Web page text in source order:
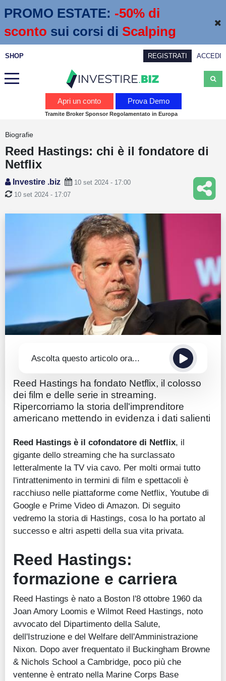
PROMO ESTATE: -50% di
sconto sui corsi di Scalping
SHOP REGISTRATI ACCEDI
Webinar
Servizi
Quotazioni
Stagionalità
Apri un conto Prova Demo
Tramite Broker Sponsor Regolamentato in Europa
Biografie
Reed Hastings: chi è il fondatore di
Netflix
Investire .biz
10 set 2024 - 17:00
10 set 2024 - 17:07
Ascolta questo articolo ora...
Reed Hastings ha fondato Netflix, il colosso
dei film e delle serie in streaming.
Ripercorriamo la storia dell'imprenditore
americano mettendo in evidenza i dati salienti
Reed Hastings è il cofondatore di Netflix, il
gigante dello streaming che ha surclassato
letteralmente la TV via cavo. Per molti ormai tutto
l'intrattenimento in termini di film e spettacoli è
racchiuso nelle piattaforme come Netflix, Youtube di
Google e Prime Video di Amazon. Di seguito
vedremo la storia di Hastings, cosa lo ha portato al
successo e altri aspetti della sua vita privata.
Reed Hastings:
formazione e carriera
Reed Hastings è nato a Boston l'8 ottobre 1960 da
Joan Amory Loomis e Wilmot Reed Hastings, noto
avvocato del Dipartimento della Salute,
dell'Istruzione e del Welfare dell'Amministrazione
Nixon. Dopo aver frequentato il Buckingham Browne
& Nichols School a Cambridge, poco più che
ventenne è entrato nella Marine Corps Base